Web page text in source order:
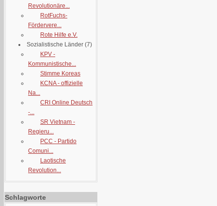
Revolutionäre...
RotFuchs-
Fördervere...
Rote Hilfe e.V.
Sozialistische Länder (7)
KPV -
Kommunistische...
Stimme Koreas
KCNA - offizielle
Na...
CRI Online Deutsch
-...
SR Vietnam -
Regieru...
PCC - Partido
Comuni...
Laotische
Revolution...
Schlagworte